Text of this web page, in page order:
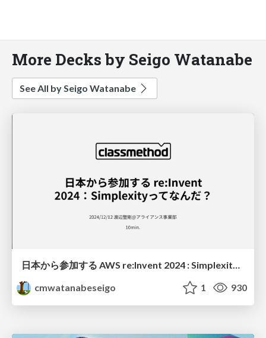
More Decks by Seigo Watanabe
See All by Seigo Watanabe
日本から参加する AWS re:Invent 2024 : Simplexityってなんだ？
cmwatanabeseigo
1 930